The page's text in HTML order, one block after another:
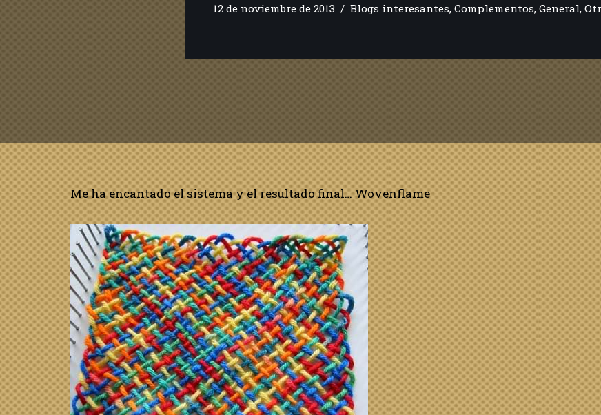
12 de noviembre de 2013 Blogs interesantes, Complementos, General,
Me ha encantado el sistema y el resultado final…Wovenflame